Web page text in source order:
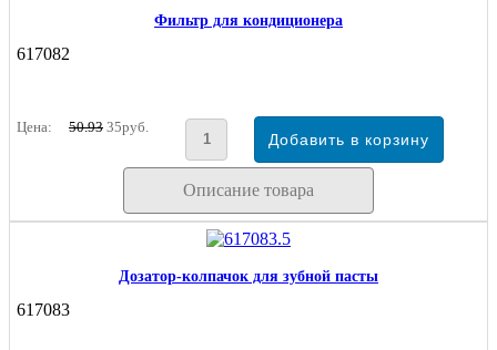
Фильтр для кондиционера
617082
Цена: 50.93 35руб.
Описание товара
Дозатор-колпачок для зубной пасты
617083